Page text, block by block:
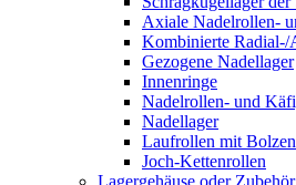
Axiale Nadelrollen-
Kombinierte Radial-/
Gezogene Nadellager
Innenringe
Nadelrollen- und
Nadellager
Laufrollen mit
Joch-Kettenrollen
Lagergehäuse oder Zubehör